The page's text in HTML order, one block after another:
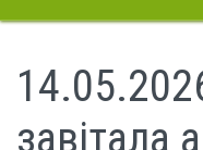
завітала